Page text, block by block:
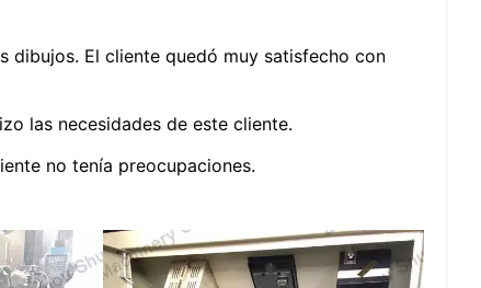
dibujos. El cliente quedó muy satisfecho con
las necesidades de este cliente.
no tenía preocupaciones.